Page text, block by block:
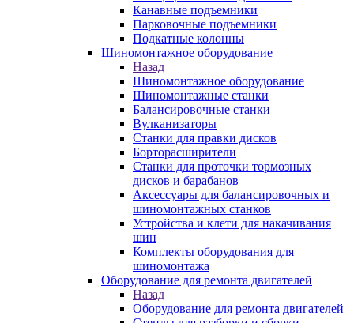
Канавные подъемники
Парковочные подъемники
Подкатные колонны
Шиномонтажное оборудование
Назад
Шиномонтажное оборудование
Шиномонтажные станки
Балансировочные станки
Вулканизаторы
Станки для правки дисков
Борторасширители
Станки для проточки тормозных
дисков и барабанов
Аксессуары для балансировочных и
шиномонтажных станков
Устройства и клети для накачивания
шин
Комплекты оборудования для
шиномонтажа
Оборудование для ремонта двигателей
Назад
Оборудование для ремонта двигателей